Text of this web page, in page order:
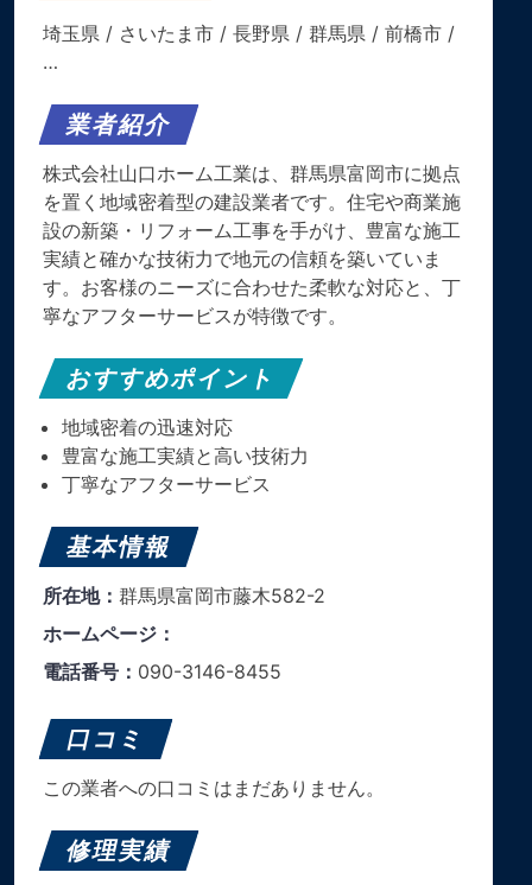
埼玉県 / さいたま市 / 長野県 / 群馬県 / 前橋市 /
…
業者紹介
株式会社山口ホーム工業は、群馬県富岡市に拠点
を置く地域密着型の建設業者です。​住宅や商業施
設の新築・リフォーム工事を手がけ、豊富な施工
実績と確かな技術力で地元の信頼を築いていま
す。​お客様のニーズに合わせた柔軟な対応と、丁
寧なアフターサービスが特徴です。
おすすめポイント
地域密着の迅速対応
豊富な施工実績と高い技術力
丁寧なアフターサービス
基本情報
所在地： 群馬県富岡市藤木582-2
ホームページ：
電話番号： 090-3146-8455
口コミ
この業者への口コミはまだありません。
修理実績